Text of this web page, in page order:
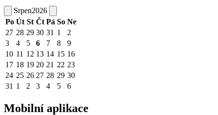
Srpen2026
Po Út St Čt Pá So Ne
27 28 29 30 31 1
2
3
4 5 6 7 8
9
10 11 12 13 14 15 16
17 18 19 20 21 22 23
24 25 26 27 28 29 30
31 1 2 3 4 5 6
Mobilní aplikace